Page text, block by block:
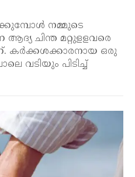
നമ്മുടെ
ആദ്യ ചിന്ത മറ്റുളളവരെ
കർക്കശക്കാരനായ ഒരു
വടിയും പിടിച്ച്